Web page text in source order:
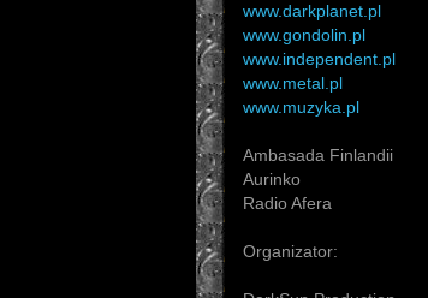
www.darkplanet.pl
www.gondolin.pl
www.independent.pl
www.metal.pl
www.muzyka.pl
Ambasada Finlandii
Aurinko
Radio Afera
Organizator: